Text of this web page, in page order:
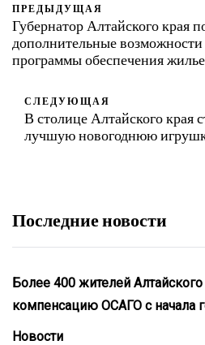
ПРЕДЫДУЩАЯ
Губернатор Алтайского края
дополнительные
программы обеспечения
СЛЕДУЮЩАЯ
В столице Алтайского края
лучшую новогоднюю
Последние новости
Более 400 жителей
компенсацию ОСАГО с начала
Новости